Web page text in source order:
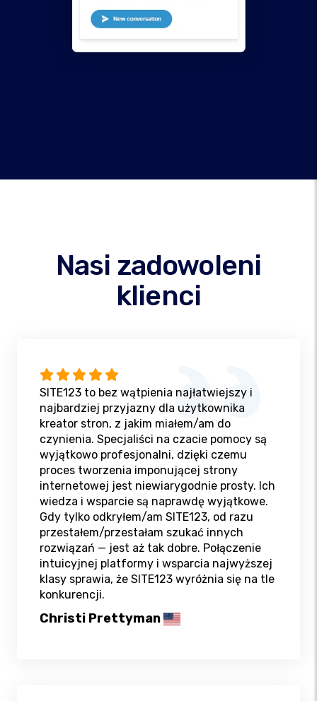
Nasi zadowoleni
klienci
SITE123 to bez wątpienia najłatwiejszy i
najbardziej przyjazny dla użytkownika
kreator stron, z jakim miałem/am do
czynienia. Specjaliści na czacie pomocy są
wyjątkowo profesjonalni, dzięki czemu
proces tworzenia imponującej strony
internetowej jest niewiarygodnie prosty. Ich
wiedza i wsparcie są naprawdę wyjątkowe.
Gdy tylko odkryłem/am SITE123, od razu
przestałem/przestałam szukać innych
rozwiązań — jest aż tak dobre. Połączenie
intuicyjnej platformy i wsparcia najwyższej
klasy sprawia, że SITE123 wyróżnia się na tle
konkurencji.
Christi Prettyman